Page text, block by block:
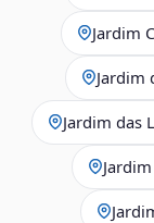
Jardim
Jardim
Jardim das